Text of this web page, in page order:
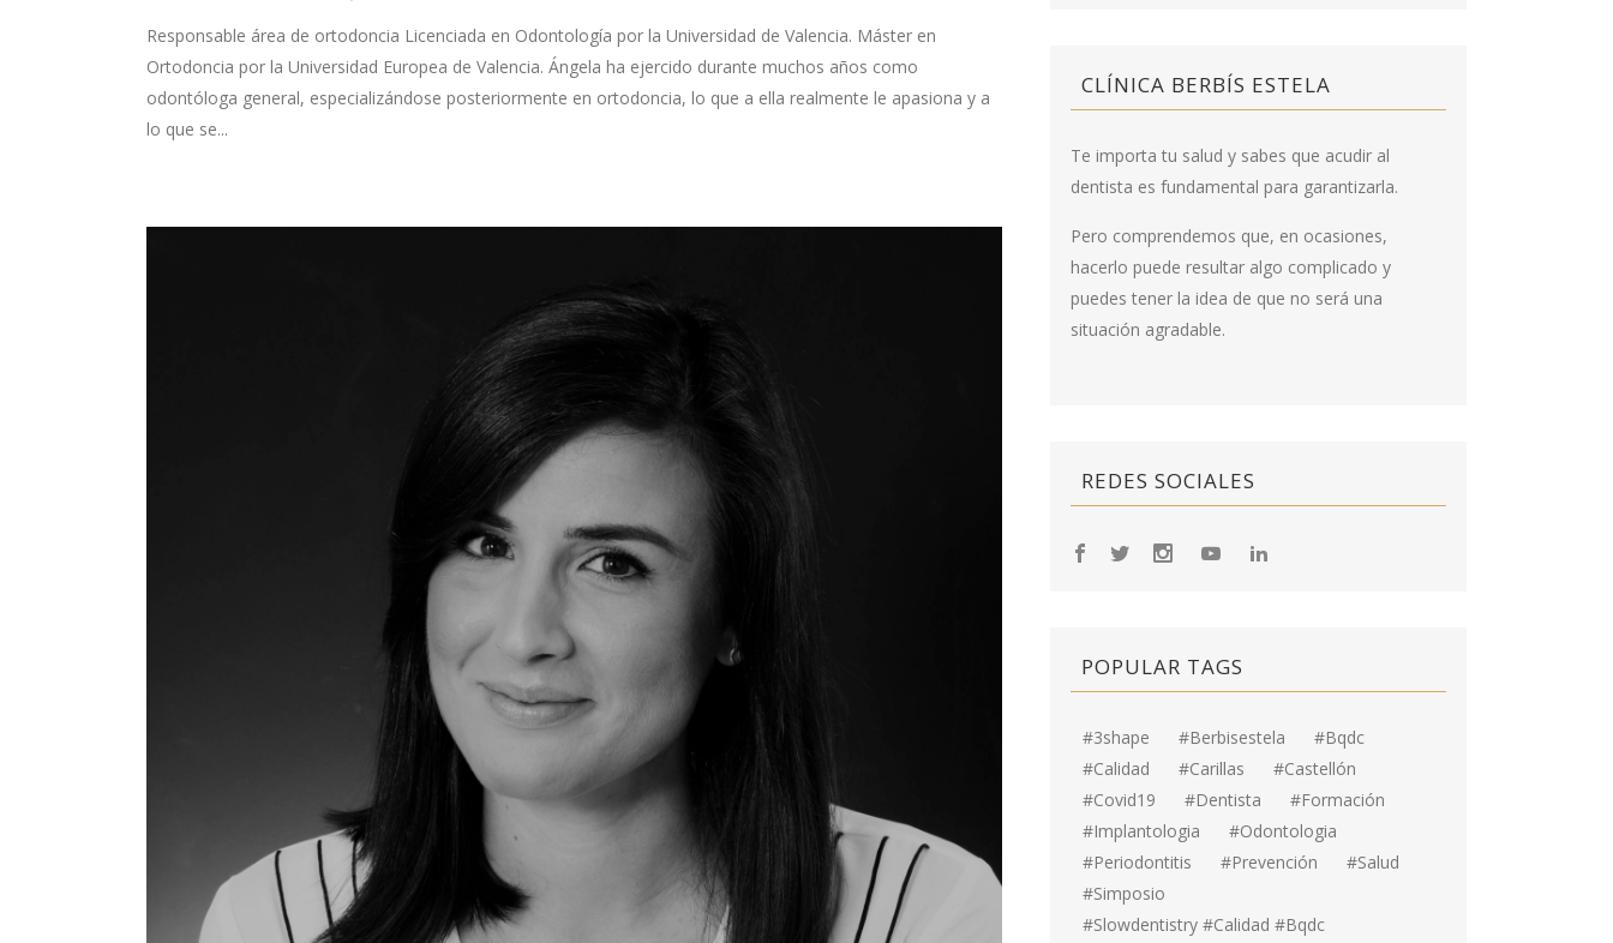
Responsable área de ortodoncia Licenciada en Odontología por la Universidad de Valencia. Máster en
Ortodoncia por la Universidad Europea de Valencia. Ángela ha ejercido durante muchos años como
odontóloga general, especializándose posteriormente en ortodoncia, lo que a ella realmente le apasiona y a
lo que se...
CLÍNICA BERBÍS ESTELA
Te importa tu salud y sabes que acudir al
dentista es fundamental para garantizarla.
Pero comprendemos que, en ocasiones,
hacerlo puede resultar algo complicado y
puedes tener la idea de que no será una
situación agradable.
REDES SOCIALES
POPULAR TAGS
#3shape #berbisestela
#bqdc
#calidad
#carillas
#Castellón
#covid19
#dentista
#formación
#implantologia
#odontologia
#periodontitis
#prevención
#salud
#simposio
#Slowdentistry #calidad #bqdc